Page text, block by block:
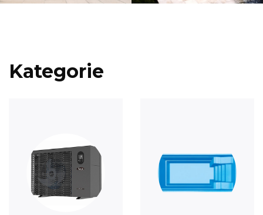
Kategorie